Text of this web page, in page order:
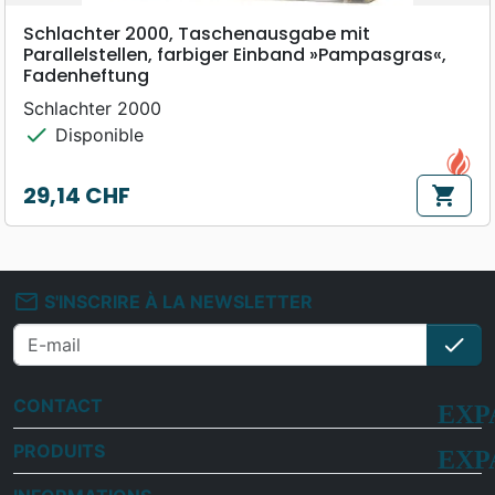
Schlachter 2000, Taschenausgabe mit
Parallelstellen, farbiger Einband »Pampasgras«,
Fadenheftung
Schlachter 2000
check Disponible
Prix
29,14 CHF shopping_cart
mail_outline S'INSCRIRE À LA NEWSLETTER
check
CONTACT
PRODUITS